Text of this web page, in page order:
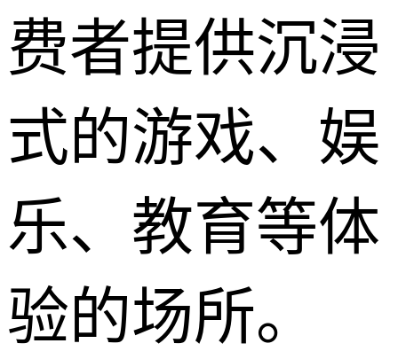
费者提供沉浸
式的游戏、娱
乐、教育等体
验的场所。